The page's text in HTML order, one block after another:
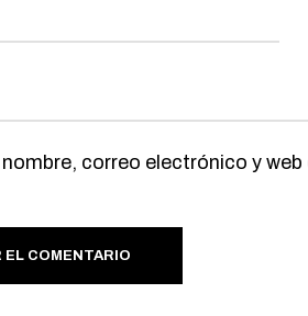
correo electrónico y
EL COMENTARIO